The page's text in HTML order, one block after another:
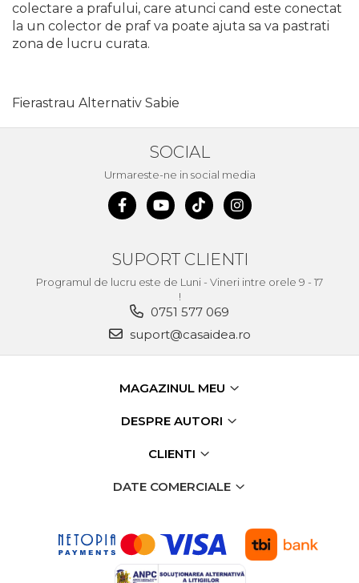
Caneluri
Masina de tuns oi
Letcoane & Consumabile
Pistol de lipit si accesorii
Suflante cu Aer Cald
Electric
Suport Bormasina
Rindele Electrice
Generator Curent Electric
colectare a prafului, care atunci cand este conectat
la un colector de praf va poate ajuta sa va pastrati
zona de lucru curata.
Fierastrau Alternativ Sabie
SOCIAL
Urmareste-ne in social media
SUPORT CLIENTI
Programul de lucru este de Luni - Vineri intre orele 9 - 17
!
0751 577 069
suport@casaidea.ro
MAGAZINUL MEU
DESPRE AUTORI
CLIENTI
DATE COMERCIALE